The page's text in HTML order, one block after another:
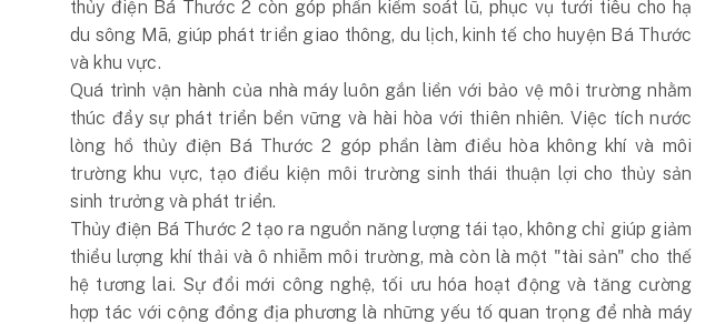
thủy điện Bá Thước 2 còn góp phần kiểm soát lũ, phục vụ tưới tiêu cho hạ
du sông Mã, giúp phát triển giao thông, du lịch, kinh tế cho huyện Bá Thước
và khu vực.
Quá trình vận hành của nhà máy luôn gắn liền với bảo vệ môi trường nhằm
thúc đẩy sự phát triển bền vững và hài hòa với thiên nhiên. Việc tích nước
lòng hồ thủy điện Bá Thước 2 góp phần làm điều hòa không khí và môi
trường khu vực, tạo điều kiện môi trường sinh thái thuận lợi cho thủy sản
sinh trưởng và phát triển.
Thủy điện Bá Thước 2 tạo ra nguồn năng lượng tái tạo, không chỉ giúp giảm
thiểu lượng khí thải và ô nhiễm môi trường, mà còn là một "tài sản" cho thế
hệ tương lai. Sự đổi mới công nghệ, tối ưu hóa hoạt động và tăng cường
hợp tác với cộng đồng địa phương là những yếu tố quan trọng để nhà máy